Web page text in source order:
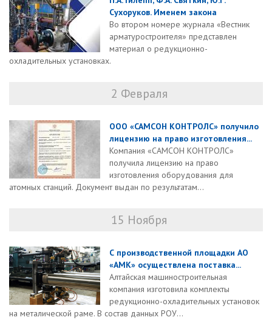
Сухоруков. Именем закона
Во втором номере журнала «Вестник
арматуростроителя» представлен
материал о редукционно-
охладительных установках.
2 Февраля
ООО «САМСОН КОНТРОЛС» получило
лицензию на право изготовления...
Компания «САМСОН КОНТРОЛС»
получила лицензию на право
изготовления оборудования для
атомных станций. Документ выдан по результатам...
15 Ноября
С производственной площадки АО
«АМК» осуществлена поставка...
Алтайская машиностроительная
компания изготовила комплекты
редукционно-охладительных установок
на металической раме. В состав данных РОУ...